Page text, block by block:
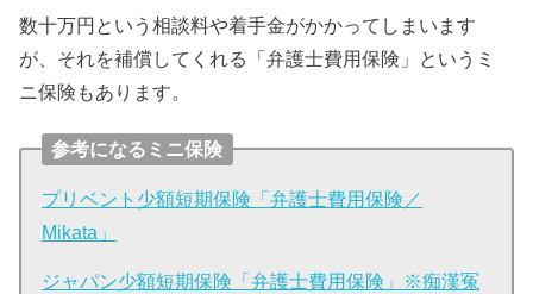
数十万円という相談料や着手金がかかってしまいます
が、それを補償してくれる「弁護士費用保険」というミ
ニ保険もあります。
参考になるミニ保険
プリベント少額短期保険「弁護士費用保険／
Mikata」
ジャパン少額短期保険「弁護士費用保険」※痴漢冤